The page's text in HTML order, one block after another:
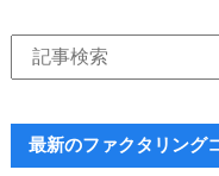
最新のファクタリング